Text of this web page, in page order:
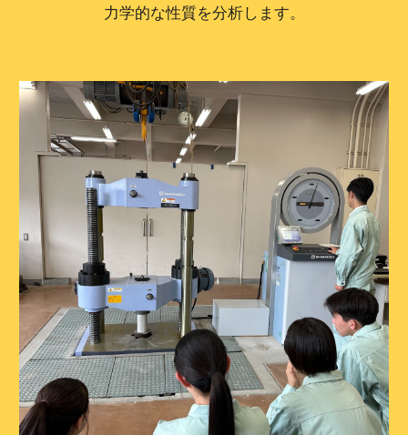
力学的な性質を分析します。